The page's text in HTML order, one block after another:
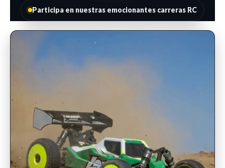
Participa en nuestras emocionantes carreras RC
INSCRIPCIONES ABIERTAS